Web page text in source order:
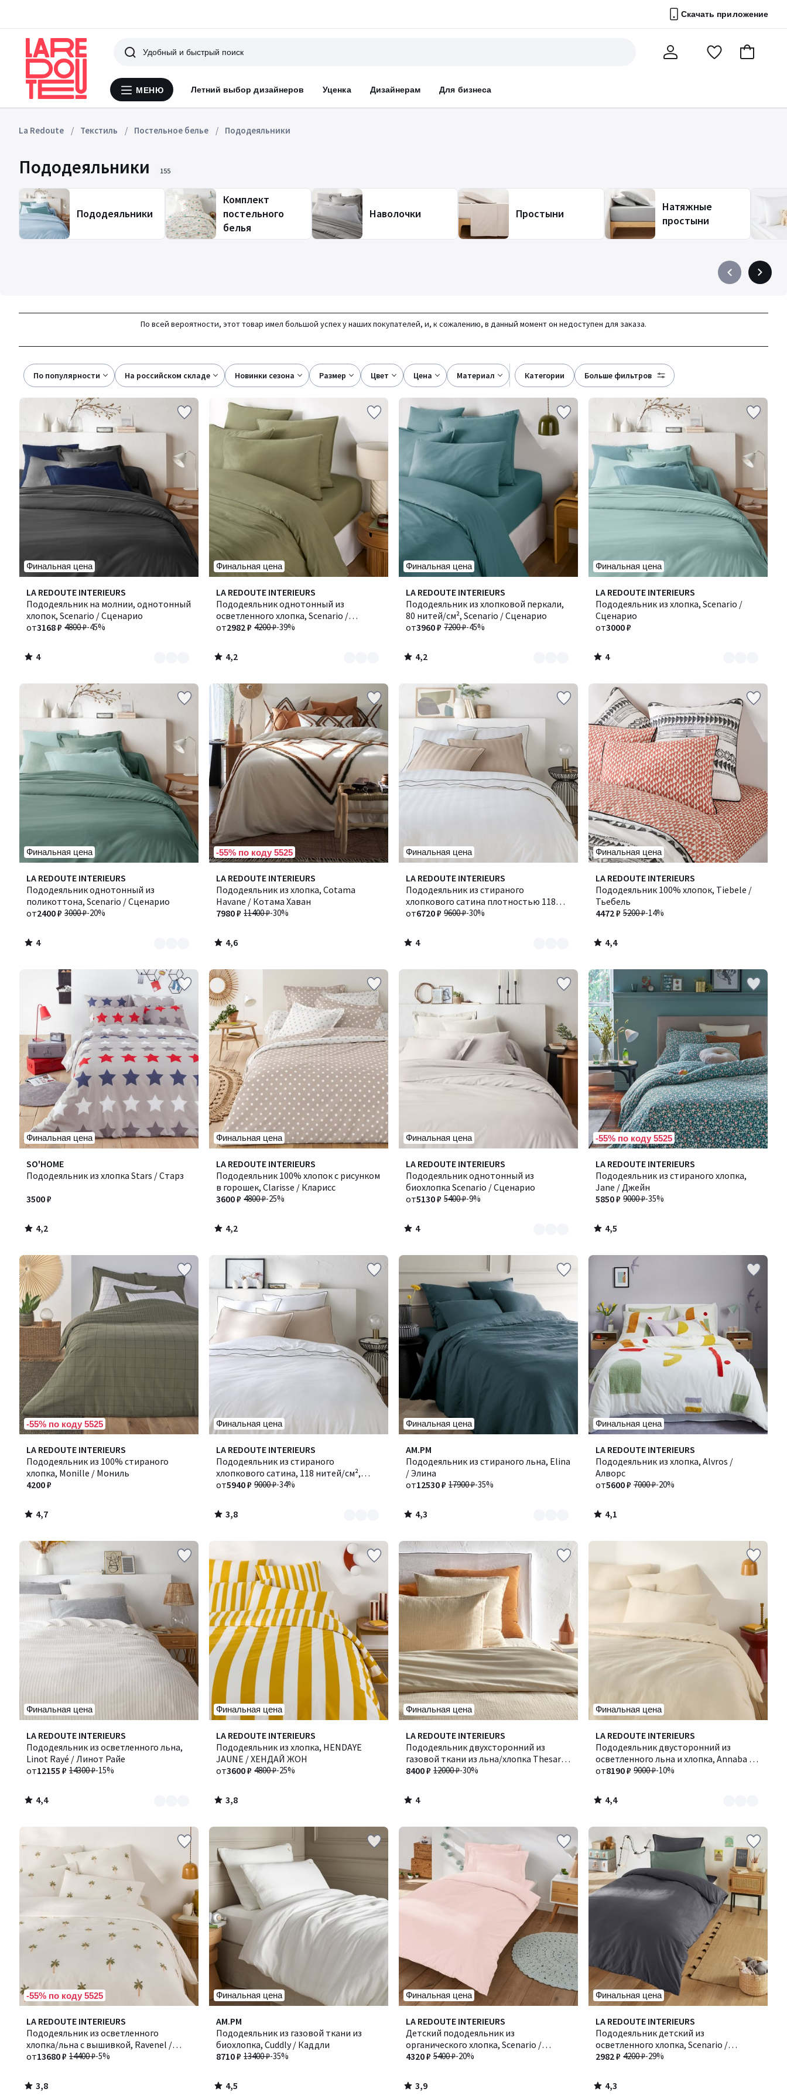
Скачать приложение
Меню
МЕНЮ Летний выбор дизайнеров Уценка Дизайнерам Для бизнеса
Поиск
ПерейтиВ
La Redoute Текстиль Постельное белье Пододеяльники
Пододеяльники 155
Пододеяльники
Комплект
постельного
белья
Наволочки Простыни
Натяжные
простыни
Précédent
à
Suivant
à
По всей вероятности, этот товар имел большой успех у наших покупателей, и, к сожалению, в данный момент он недоступен для заказа.
По популярности на российском складе новинки сезона размер цвет цена материал категории больше фильтров
Финальная цена
LA REDOUTE INTERIEURS
Пододеяльник на молнии, однотонный
хлопок, Scenario / Сценарио
4800 ₽-45%
от3168 ₽
4
/
5
Количество
цветов:
3
4
/
Финальная цена
LA REDOUTE INTERIEURS
Пододеяльник однотонный из
осветленного хлопка, Scenario /
Сценарио4200 ₽-39%
от2982 ₽
4,2
/ 5
Количество
цветов:
8
4,2
/
Финальная цена
LA REDOUTE INTERIEURS
Пододеяльник из хлопковой перкали,
80 нитей/см², Scenario / Сценарио
7200 ₽-45%
от3960 ₽
4,2
/ 5
Количество
цветов:
3
4,2
/
Финальная цена
LA REDOUTE INTERIEURS
Пододеяльник из хлопка, Scenario /
Сценарио
от3000 ₽
4
/
5
Количество
цветов:
10
4
/
Финальная цена
LA REDOUTE INTERIEURS
Пододеяльник однотонный из
поликоттона, Scenario / Сценарио
3000 ₽-20%
от2400 ₽
4
/
5
Количество
цветов:
9
4
/
-55% по коду 5525
LA REDOUTE INTERIEURS
Пододеяльник из хлопка, Cotama
Havane / Котама Хаван
11400 ₽-30%
7980 ₽
4,6
/ 5
4,6
/
Финальная цена
LA REDOUTE INTERIEURS
Пододеяльник из стираного
хлопкового сатина плотностью 118
нитей/см², полоска Victor / Виктор
9600 ₽-30%
от6720 ₽
4
/
5
Количество
цветов:
3
4
/
Финальная цена
LA REDOUTE INTERIEURS
Пододеяльник 100% хлопок, Tiebele /
Тьебель
5200 ₽-14%
4472 ₽
4,4
/ 5
4,4
/
Финальная цена
SO'HOME
Пододеяльник из хлопка Stars / Старз
3500 ₽
4,2
/ 5
4,2
/
Финальная цена
LA REDOUTE INTERIEURS
Пододеяльник 100% хлопок с рисунком
в горошек, Clarisse / Кларисс
4800 ₽-25%
3600 ₽
4,2
/ 5
4,2
/
Финальная цена
LA REDOUTE INTERIEURS
Пододеяльник однотонный из
биохлопка Scenario / Сценарио
5400 ₽-9%
от5130 ₽
4
/
5
Количество
цветов:
2
4
/
-55% по коду 5525
LA REDOUTE INTERIEURS
Пододеяльник из стираного хлопка,
Jane / Джейн
9000 ₽-35%
5850 ₽
4,5
/ 5
4,5
/
-55% по коду 5525
LA REDOUTE INTERIEURS
Пододеяльник из 100% стираного
хлопка, Monille / Мониль
4200 ₽
4,7
/ 5
4,7
/
Финальная цена
LA REDOUTE INTERIEURS
Пододеяльник из стираного
хлопкового сатина, 118 нитей/см²,
Victor /Виктор
9000 ₽-34%
от5940 ₽
3,8
/ 5
Количество
цветов:
7
3,8
/
Финальная цена
AM.PM
Пододеяльник из стираного льна, Elina
/ Элина
17900 ₽-35%
от12530 ₽
4,3
/ 5
Количество
цветов:
13
4,3
/
Финальная цена
LA REDOUTE INTERIEURS
Пододеяльник из хлопка, Alvros /
Алворс
7000 ₽-20%
от5600 ₽
4,1
/ 5
4,1
/
Финальная цена
LA REDOUTE INTERIEURS
Пододеяльник из осветленного льна,
Linot Rayé / Линот Райе
14300 ₽-15%
от12155 ₽
4,4
/ 5
Количество
цветов:
2
4,4
/
Финальная цена
LA REDOUTE INTERIEURS
Пододеяльник из хлопка, HENDAYE
JAUNE / ХЕНДАЙ ЖОН
4800 ₽-25%
от3600 ₽
3,8
/ 5
3,8
/
Финальная цена
LA REDOUTE INTERIEURS
Пододеяльник двухсторонний из
газовой ткани из льна/хлопка Thesari /
Тезари12000 ₽-30%
8400 ₽
4
/
5
4
/
Финальная цена
LA REDOUTE INTERIEURS
Пододеяльник двусторонний из
осветленного льна и хлопка, Annaba /
Аннаба
9000 ₽-10%
от8190 ₽
4,4
/ 5
Количество
цветов:
2
4,4
/
-55% по коду 5525
LA REDOUTE INTERIEURS
Пододеяльник из осветленного
хлопка/льна с вышивкой, Ravenel /
Ревенел
14400 ₽-5%
от13680 ₽
3,8
/ 5
3,8
/
Финальная цена
AM.PM
Пододеяльник из газовой ткани из
биохлопка, Cuddly / Каддли
13400 ₽-35%
8710 ₽
4,5
/ 5
4,5
/
Финальная цена
LA REDOUTE INTERIEURS
Детский пододеяльник из
органического хлопка, Scenario /
Сценарио
5400 ₽-20%
4320 ₽
3,9
/ 5
3,9
/
Финальная цена
LA REDOUTE INTERIEURS
Пододеяльник детский из
осветленного хлопка, Scenario /
Сценарио
4200 ₽-29%
2982 ₽
4,3
/ 5
4,3
/